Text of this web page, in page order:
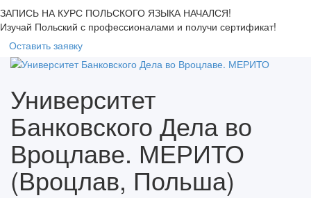
ЗАПИСЬ НА КУРС ПОЛЬСКОГО ЯЗЫКА НАЧАЛСЯ!
Изучай Польский с профессионалами и получи сертификат!
Оставить заявку
Университет
Банковского Дела во
Вроцлаве. МЕРИТО
(Вроцлав, Польша)